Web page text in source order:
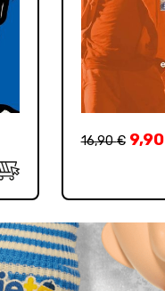
16,90€ 9,90